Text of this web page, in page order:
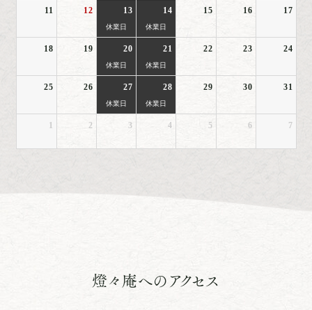
11 12 13
休業日
14
休業日
15 16 17
18 19 20
休業日
21
休業日
22 23 24
25 26 27
休業日
28
休業日
29 30 31
1 2 3 4 5 6 7
燈々庵へのアクセス